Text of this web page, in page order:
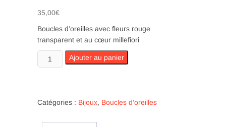
35,00€
Boucles d’oreilles avec fleurs rouge
transparent et au cœur millefiori
quantité
de
fleurs
(BO
Ajouter au panier
Catégories : Bijoux, Boucles d'oreilles